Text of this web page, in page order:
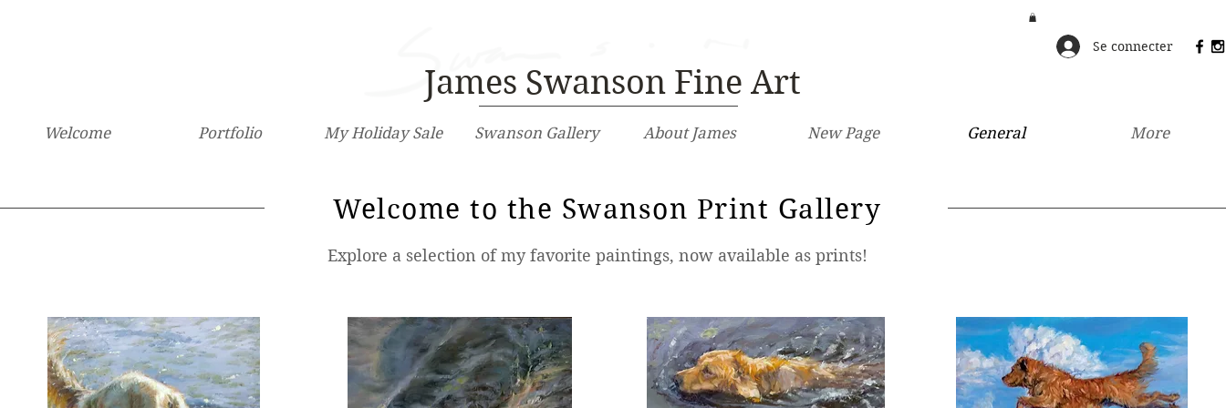
Se connecter
James Swanson Fine Art
Welcome Portfolio My Holiday Sale Swanson Gallery About James New Page General More
Page Title
Welcome to the Swanson Print Gallery
Explore a selection of my favorite paintings, now available as prints!